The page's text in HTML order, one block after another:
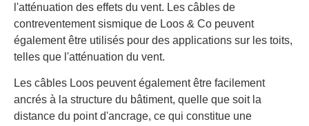
l'atténuation des effets du vent. Les câbles de
contreventement sismique de Loos & Co peuvent
également être utilisés pour des applications sur les toits,
telles que l'atténuation du vent.
Les câbles Loos peuvent également être facilement
ancrés à la structure du bâtiment, quelle que soit la
distance du point d'ancrage, ce qui constitue une